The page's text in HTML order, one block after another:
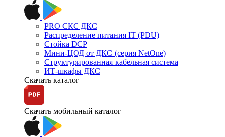
PRO СКС ДКС
Распределение питания IT (PDU)
Стойка DCP
Мини-ЦОД от ДКС (серия NetOne)
Структурированная кабельная система
ИТ-шкафы ДКС
Скачать каталог
Скачать мобильный каталог